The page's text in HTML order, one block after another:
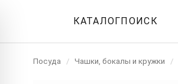
КАТАЛОГПОИСК
Посуда / Чашки, бокалы и кружки /